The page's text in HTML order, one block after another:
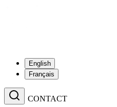
English
Français
CONTACT